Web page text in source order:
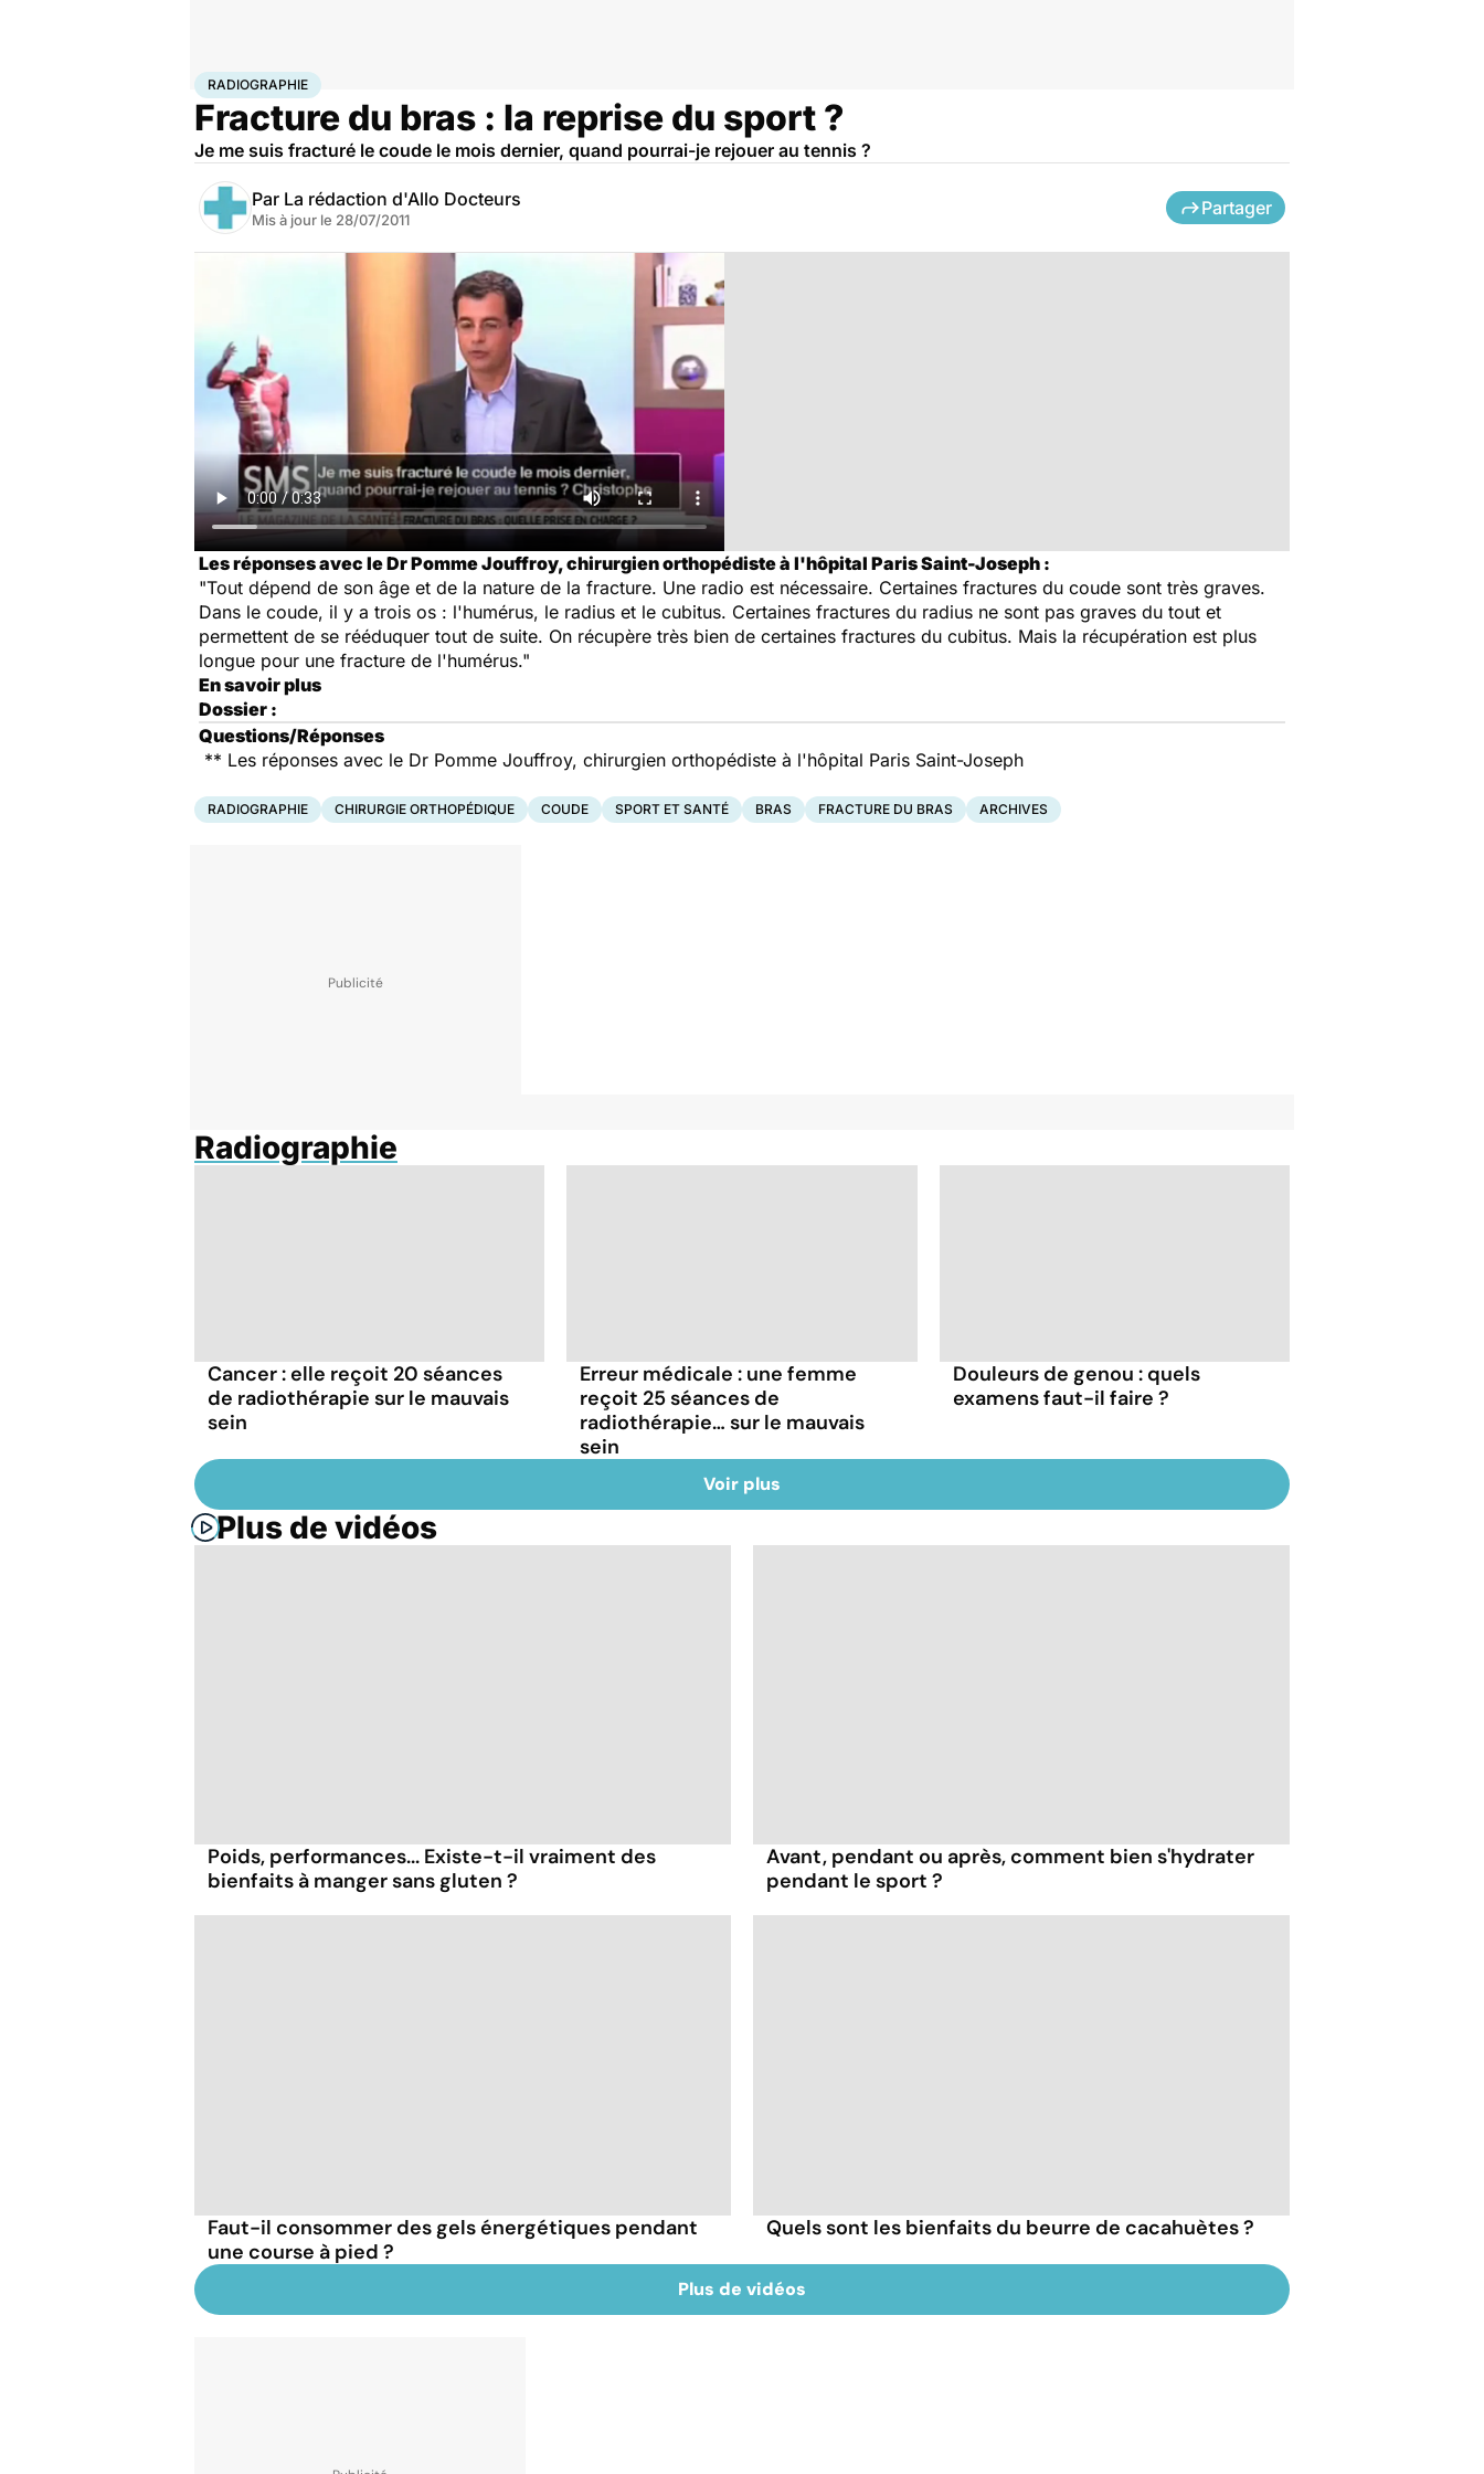
AccueilSantéMaladies
RADIOGRAPHIE
Fracture du bras : la reprise du sport ?
Je me suis fracturé le coude le mois dernier, quand pourrai-je rejouer au tennis ?
Par La rédaction d'Allo Docteurs
Mis à jour le 28/07/2011
Partager
Les réponses avec le Dr Pomme Jouffroy, chirurgien orthopédiste à l'hôpital Paris Saint-Joseph :
"Tout dépend de son âge et de la nature de la fracture. Une radio est nécessaire. Certaines fractures du coude sont très graves.
Dans le coude, il y a trois os : l'humérus, le radius et le cubitus. Certaines fractures du radius ne sont pas graves du tout et
permettent de se rééduquer tout de suite. On récupère très bien de certaines fractures du cubitus. Mais la récupération est plus
longue pour une fracture de l'humérus."
En savoir plus
Dossier :
Questions/Réponses
** Les réponses avec le Dr Pomme Jouffroy, chirurgien orthopédiste à l'hôpital Paris Saint-Joseph
RADIOGRAPHIE CHIRURGIE ORTHOPÉDIQUE COUDE SPORT ET SANTÉ BRAS FRACTURE DU BRAS ARCHIVES
Radiographie
Cancer : elle reçoit 20 séances
de radiothérapie sur le mauvais
sein
Erreur médicale : une femme
reçoit 25 séances de
radiothérapie… sur le mauvais
sein
Douleurs de genou : quels
examens faut-il faire ?
Voir plus
Plus de vidéos
Poids, performances... Existe-t-il vraiment des
bienfaits à manger sans gluten ?
Avant, pendant ou après, comment bien s'hydrater
pendant le sport ?
Faut-il consommer des gels énergétiques pendant
une course à pied ?
Quels sont les bienfaits du beurre de cacahuètes ?
Plus de vidéos